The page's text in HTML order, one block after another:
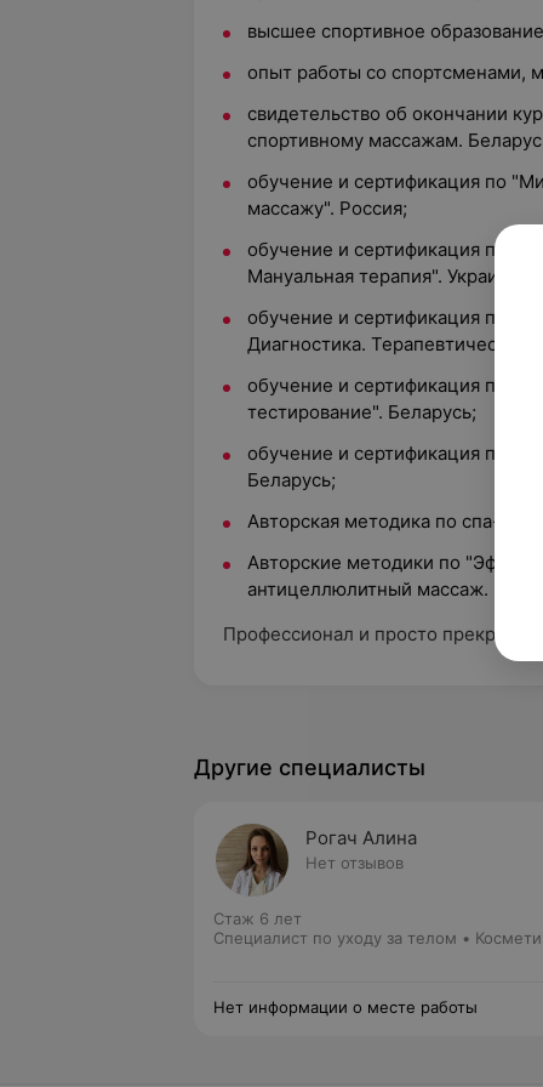
высшее спортивное
опыт работы со спортсменами,
свидетельство об окончании
спортивному массажам.
обучение и сертификация по
массажу". Россия;
обучение и сертификация по
Мануальная терапия". Украина;
обучение и сертификация по
Диагностика. Терапевтическое
обучение и сертификация по
тестирование". Беларусь;
обучение и сертификация по
Беларусь;
Авторская методика по спа-
Авторские методики по
антицеллюлитный массаж.
Профессионал и просто
Другие специалисты
Рогач Алина
Нет отзывов
Стаж 6 лет
Специалист по уходу за телом •
Нет информации о месте работы